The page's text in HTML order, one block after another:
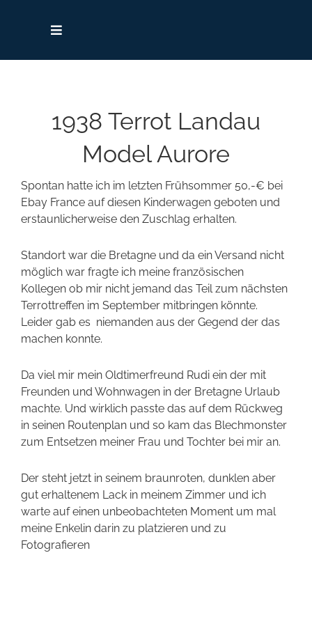
Toggle
Terrot – Die Marke
Hilfe, Tipps & Links
Kontakt
Fahrrad-Identifikation
Archiv
1938 Terrot Landau
Model Aurore
Spontan hatte ich im letzten Frühsommer 50,-€ bei
Ebay France auf diesen Kinderwagen geboten und
erstaunlicherweise den Zuschlag erhalten.
Standort war die Bretagne und da ein Versand nicht
möglich war fragte ich meine französischen
Kollegen ob mir nicht jemand das Teil zum nächsten
Terrottreffen im September mitbringen könnte.
Leider gab es niemanden aus der Gegend der das
machen konnte.
Da viel mir mein Oldtimerfreund Rudi ein der mit
Freunden und Wohnwagen in der Bretagne Urlaub
machte. Und wirklich passte das auf dem Rückweg
in seinen Routenplan und so kam das Blechmonster
zum Entsetzen meiner Frau und Tochter bei mir an.
Der steht jetzt in seinem braunroten, dunklen aber
gut erhaltenem Lack in meinem Zimmer und ich
warte auf einen unbeobachteten Moment um mal
meine Enkelin darin zu platzieren und zu
Fotografieren